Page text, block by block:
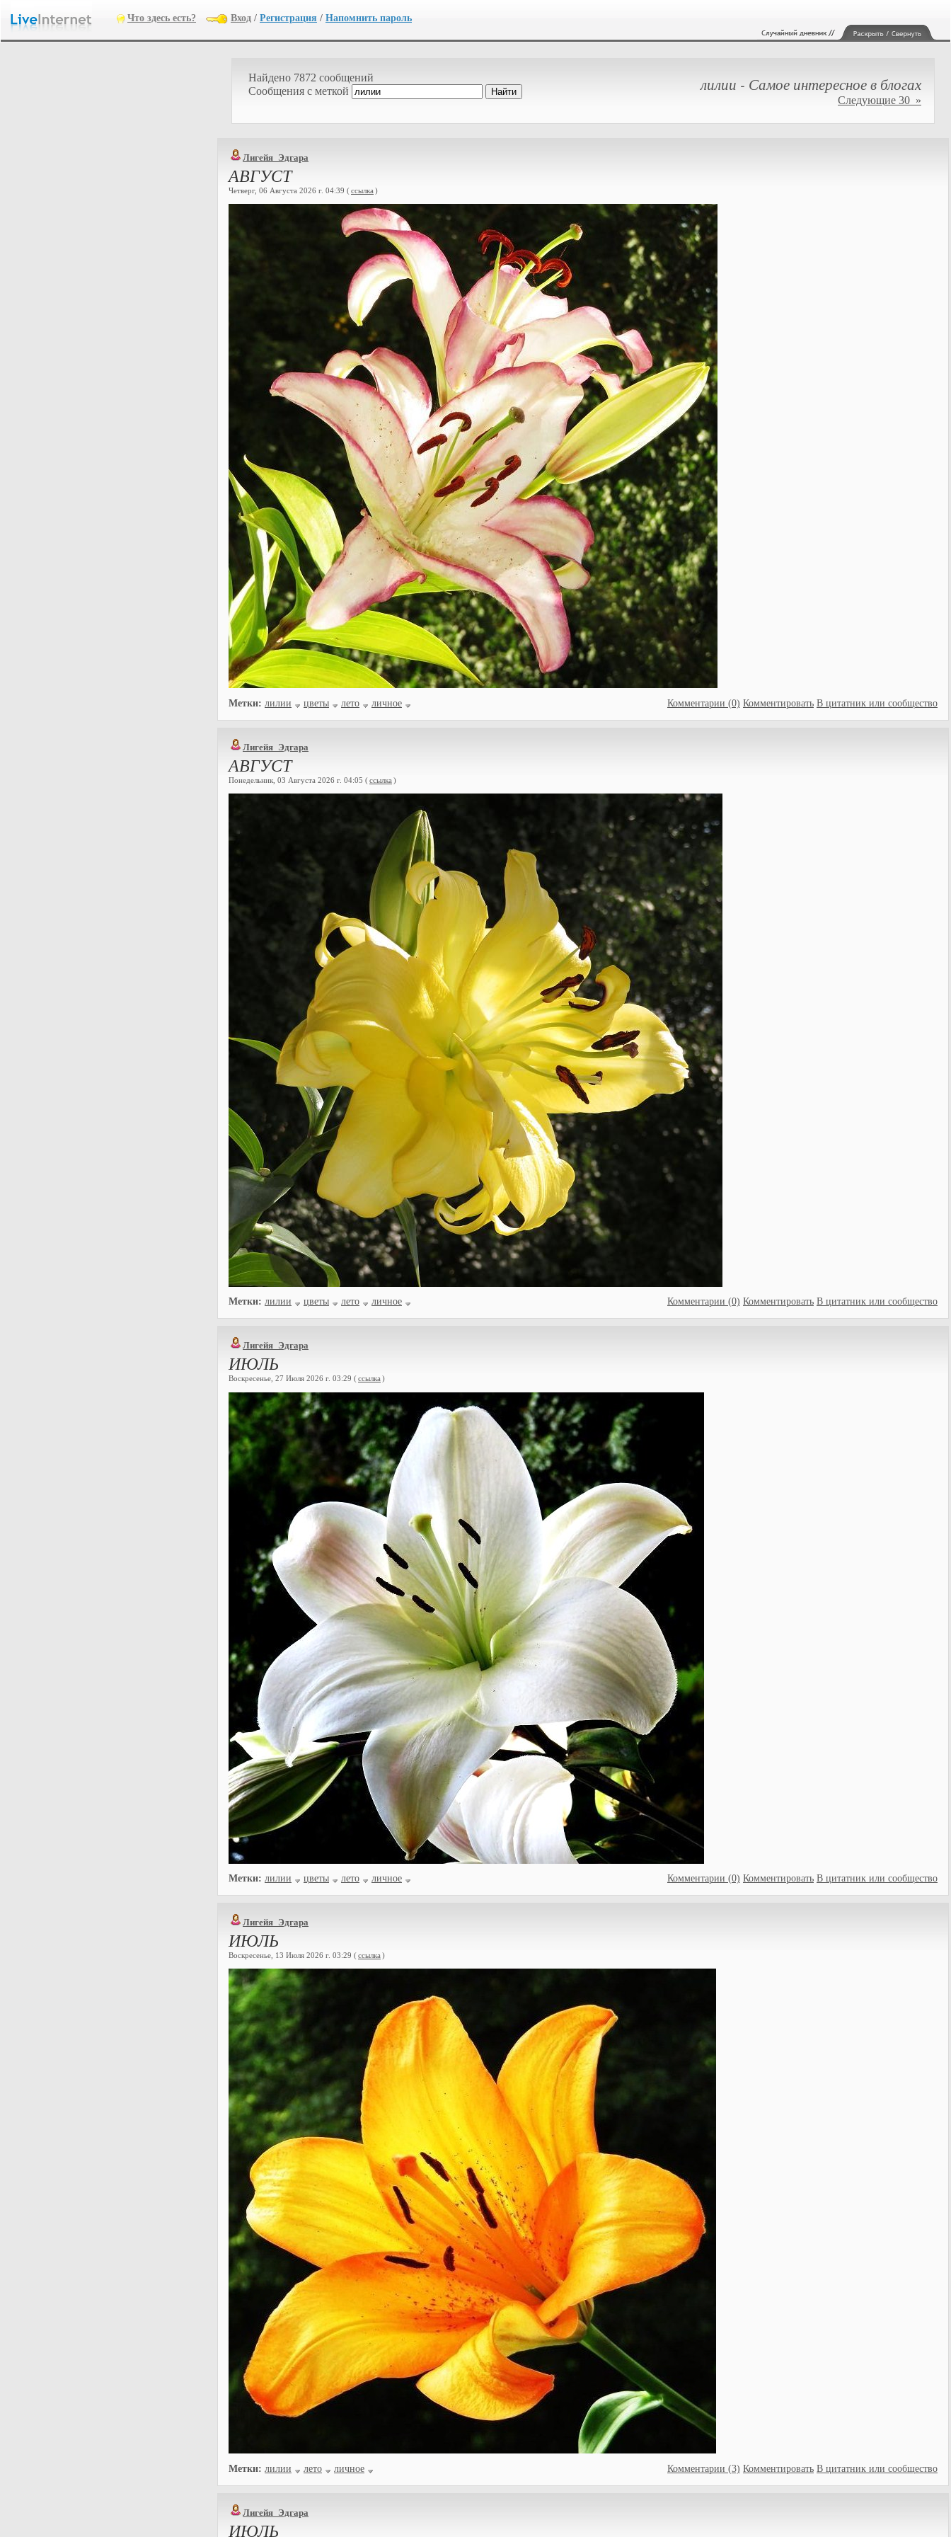
Что здесь есть? Вход / Регистрация / Напомнить пароль
Найдено 7872 сообщений
Cообщения с меткой
лилии - Самое интересное в блогах
Следующие 30 »
Лигейя_Эдгара
АВГУСТ
Четверг, 06 Августа 2026 г. 04:39 (ссылка )
Метки: лилии цветы лето личное Комментарии (0) Комментировать В цитатник или сообщество
Лигейя_Эдгара
АВГУСТ
Понедельник, 03 Августа 2026 г. 04:05 (ссылка )
Метки: лилии цветы лето личное Комментарии (0) Комментировать В цитатник или сообщество
Лигейя_Эдгара
ИЮЛЬ
Воскресенье, 27 Июля 2026 г. 03:29 (ссылка )
Метки: лилии цветы лето личное Комментарии (0) Комментировать В цитатник или сообщество
Лигейя_Эдгара
ИЮЛЬ
Воскресенье, 13 Июля 2026 г. 03:29 (ссылка )
Метки: лилии лето личное Комментарии (3) Комментировать В цитатник или сообщество
Лигейя_Эдгара
ИЮЛЬ